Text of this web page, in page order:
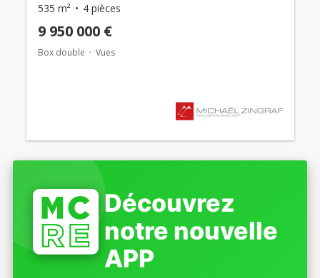
535 m² 4 pièces
9 950 000 €
Box double Vues
Découvrez
notre nouvelle
APP